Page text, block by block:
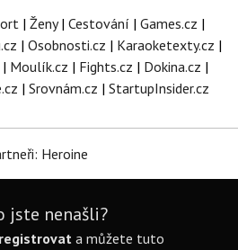
| Ženy| Cestování | Games.cz |
| Osobnosti.cz | Karaoketexty.cz |
| Moulík.cz | Fights.cz | Dokina.cz |
| Srovnám.cz | StartupInsider.cz
Heroine
jste nenašli?
a můžete tuto